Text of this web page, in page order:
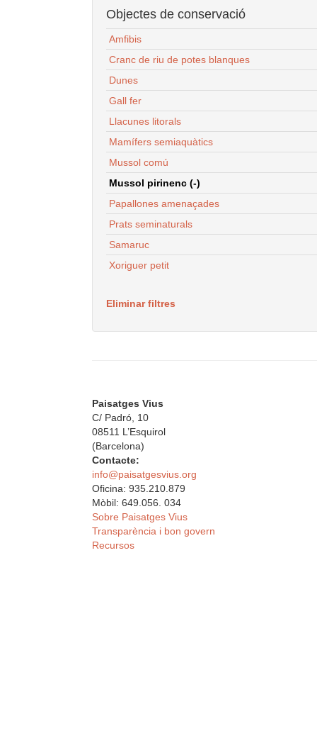
Objectes de conservació
Amfibis
Cranc de riu de potes blanques
Dunes
Gall fer
Llacunes litorals
Mamífers semiaquàtics
Mussol comú
Mussol pirinenc (-)
Papallones amenaçades
Prats seminaturals
Samaruc
Xoriguer petit
Eliminar filtres
Paisatges Vius
C/ Padró, 10
08511 L’Esquirol
(Barcelona)
Contacte:
info@paisatgesvius.org
Oficina: 935.210.879
Mòbil: 649.056. 034
Sobre Paisatges Vius
Transparència i bon govern
Recursos